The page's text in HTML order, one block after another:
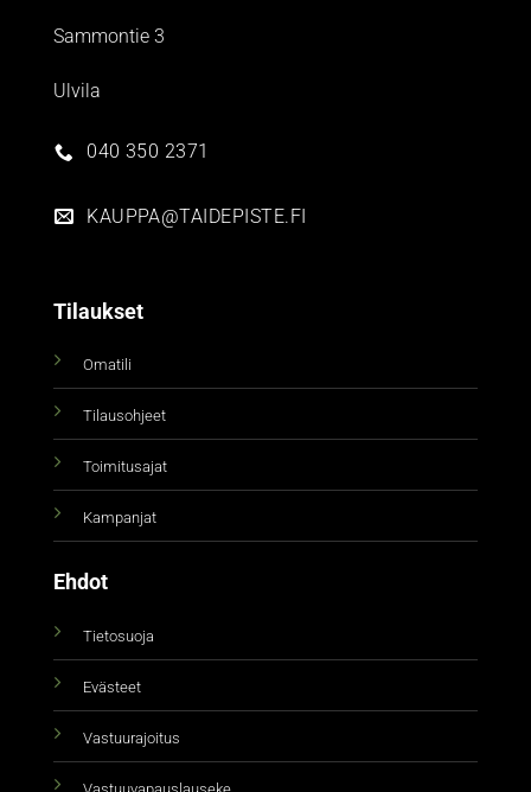
Sammontie 3
Ulvila
040 350 2371
KAUPPA@TAIDEPISTE.FI
Tilaukset
Omatili
Tilausohjeet
Toimitusajat
Kampanjat
Ehdot
Tietosuoja
Evästeet
Vastuurajoitus